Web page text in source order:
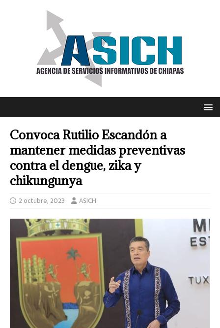
Convoca Rutilio Escandón a
mantener medidas preventivas
contra el dengue, zika y
chikungunya
2 octubre, 2023 ASICH